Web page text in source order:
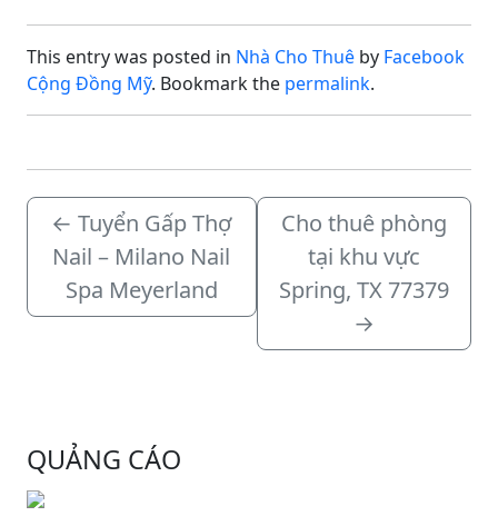
Hiệp Thái và Nhà thờ Các
Thánh Tử Đạo Việt
This entry was posted in Nhà Cho Thuê by Facebook
Cộng Đồng Mỹ. Bookmark the permalink.
← Tuyển Gấp Thợ
Nail – Milano Nail
Spa Meyerland
Cho thuê phòng
tại khu vực
Spring, TX 77379
→
QUẢNG CÁO